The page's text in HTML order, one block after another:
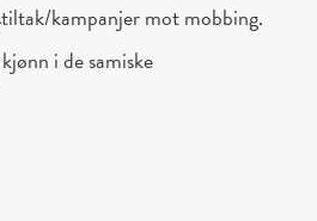
kampanjer mot mobbing.
i de samiske